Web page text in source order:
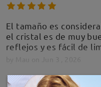
El tamaño es
el cristal es de muy
reflejos y es fácil de